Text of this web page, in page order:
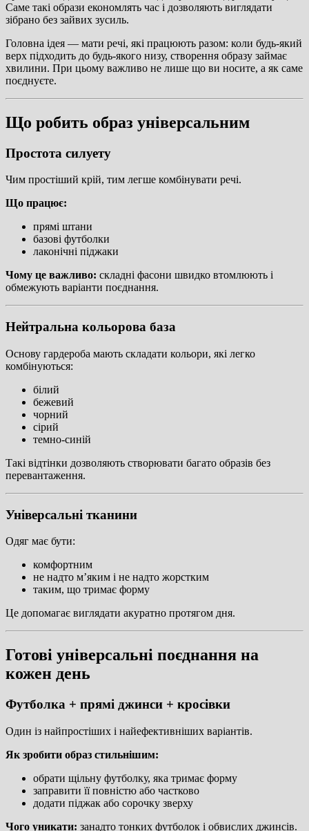
Саме такі образи економлять час і дозволяють виглядати
зібрано без зайвих зусиль.
Головна ідея — мати речі, які працюють разом: коли будь-який
верх підходить до будь-якого низу, створення образу займає
хвилини. При цьому важливо не лише що ви носите, а як саме
поєднуєте.
Що робить образ універсальним
Простота силуету
Чим простіший крій, тим легше комбінувати речі.
Що працює:
прямі штани
базові футболки
лаконічні піджаки
Чому це важливо: складні фасони швидко втомлюють і
обмежують варіанти поєднання.
Нейтральна кольорова база
Основу гардероба мають складати кольори, які легко
комбінуються:
білий
бежевий
чорний
сірий
темно-синій
Такі відтінки дозволяють створювати багато образів без
перевантаження.
Універсальні тканини
Одяг має бути:
комфортним
не надто м’яким і не надто жорстким
таким, що тримає форму
Це допомагає виглядати акуратно протягом дня.
Готові універсальні поєднання на
кожен день
Футболка + прямі джинси + кросівки
Один із найпростіших і найефективніших варіантів.
Як зробити образ стильнішим:
обрати щільну футболку, яка тримає форму
заправити її повністю або частково
додати піджак або сорочку зверху
Чого уникати: занадто тонких футболок і обвислих джинсів.